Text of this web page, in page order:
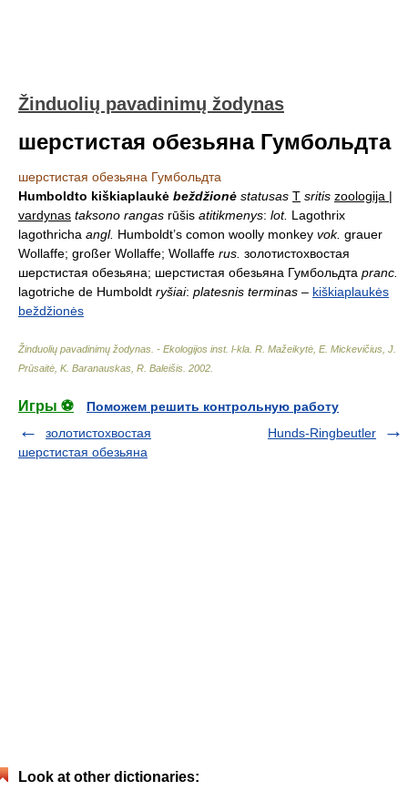
Žinduolių pavadinimų žodynas
шерстистая обезьяна Гумбольдта
шерстистая обезьяна Гумбольдта
Humboldto kiškiaplaukė beždžionė statusas T sritis zoologija |
vardynas taksono rangas rūšis atitikmenys: lot. Lagothrix
lagothricha angl. Humboldt’s comon woolly monkey vok. grauer
Wollaffe; großer Wollaffe; Wollaffe rus. золотистохвостая
шерстистая обезьяна; шерстистая обезьяна Гумбольдта pranc.
lagotriche de Humboldt ryšiai: platesnis terminas – kiškiaplaukės
beždžionės
Žinduolių pavadinimų žodynas. - Ekologijos inst. l-kla R. Mažeikytė, E. Mickevičius, J.
Prūsaitė, K. Baranauskas, R. Baleišis 2002
Игры ⚽
Поможем решить контрольную работу
золотистохвостая
шерстистая обезьяна
Hunds-Ringbeutler
Look at other dictionaries: